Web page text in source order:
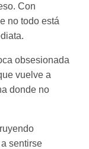
Con
no todo está
obsesionada
vuelve a
donde no
sentirse